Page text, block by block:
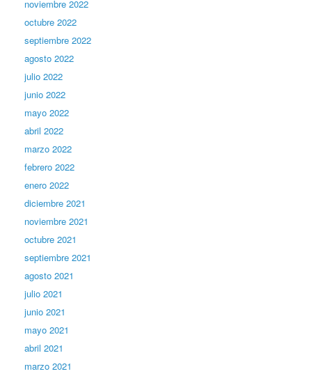
noviembre 2022
octubre 2022
septiembre 2022
agosto 2022
julio 2022
junio 2022
mayo 2022
abril 2022
marzo 2022
febrero 2022
enero 2022
diciembre 2021
noviembre 2021
octubre 2021
septiembre 2021
agosto 2021
julio 2021
junio 2021
mayo 2021
abril 2021
marzo 2021